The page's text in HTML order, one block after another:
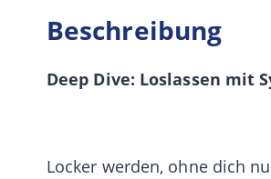
Beschreibung
Deep Dive: Loslassen mit
Locker werden, ohne dich